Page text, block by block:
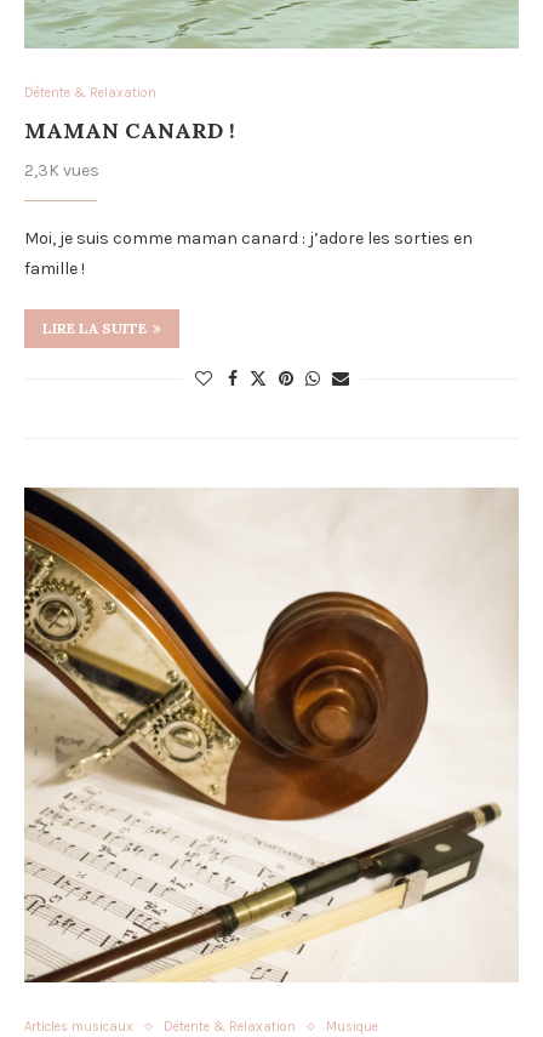
Détente & Relaxation
MAMAN CANARD !
2,3K vues
Moi, je suis comme maman canard : j’adore les sorties en
famille !
LIRE LA SUITE
Articles musicaux Détente & Relaxation Musique